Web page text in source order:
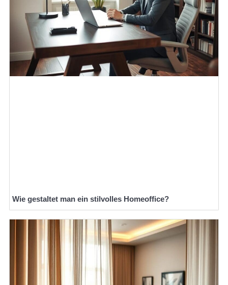
Wie gestaltet man ein stilvolles Homeoffice?